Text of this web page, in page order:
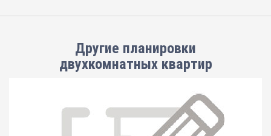
Другие планировки
двухкомнатных квартир